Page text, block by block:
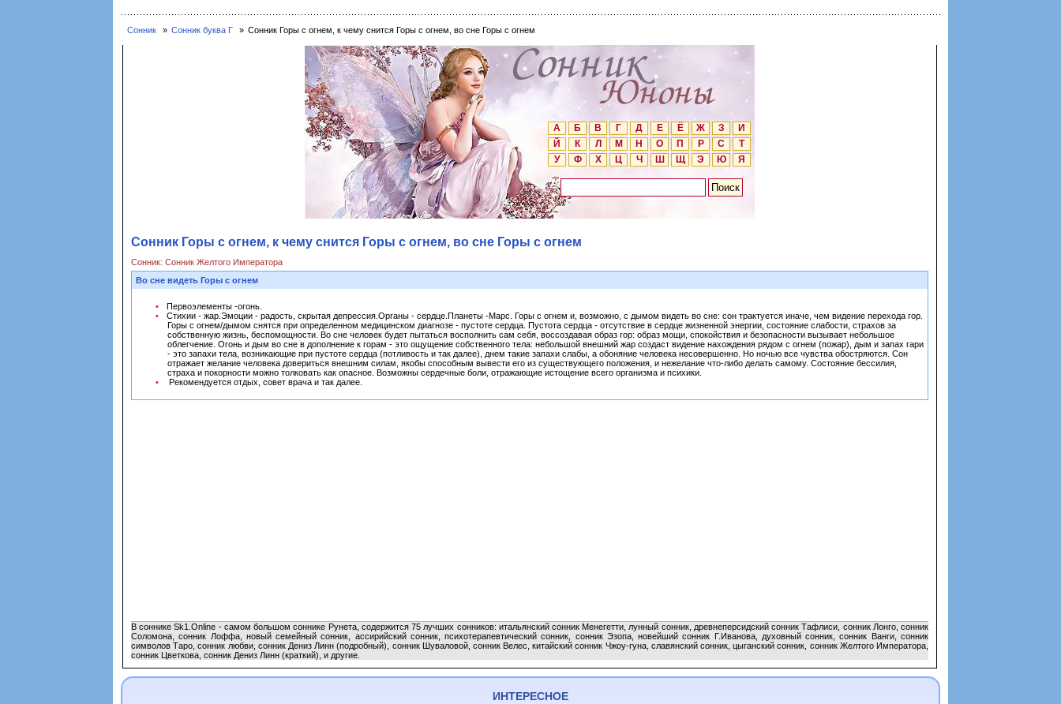
Сонник Сонник буква Г Сонник Горы с огнем, к чему снится Горы с огнем, во сне Горы с огнем
А Б В Г Д Е Ё Ж З
И
Й
К Л М Н О П Р С
Т
У
Ф Х Ц Ч Ш Щ Э Ю Я
Сонник Горы с огнем, к чему снится Горы с огнем, во сне Горы с огнем
Сонник: Сонник Желтого Императора
Во сне видеть Горы с огнем
Первоэлементы -огонь.
Стихии - жар.Эмоции - радость, скрытая депрессия.Органы - сердце.Планеты -Марс. Горы с огнем и, возможно, с дымом видеть во сне: сон трактуется иначе, чем видение перехода гор.
Горы с огнем/дымом снятся при определенном медицинском диагнозе - пустоте сердца. Пустота сердца - отсутствие в сердце жизненной энергии, состояние слабости, страхов за
собственную жизнь, беспомощности. Во сне человек будет пытаться восполнить сам себя, воссоздавая образ гор: образ мощи, спокойствия и безопасности вызывает небольшое
облегчение. Огонь и дым во сне в дополнение к горам - это ощущение собственного тела: небольшой внешний жар создаст видение нахождения рядом с огнем (пожар), дым и запах гари
- это запахи тела, возникающие при пустоте сердца (потливость и так далее), днем такие запахи слабы, а обоняние человека несовершенно. Но ночью все чувства обостряются. Сон
отражает желание человека довериться внешним силам, якобы способным вывести его из существующего положения, и нежелание что-либо делать самому. Состояние бессилия,
страха и покорности можно толковать как опасное. Возможны сердечные боли, отражающие истощение всего организма и психики.
Рекомендуется отдых, совет врача и так далее.
В соннике Sk1.Online - самом большом соннике Рунета, содержится 75 лучших сонников: итальянский сонник Менегетти, лунный сонник, древнеперсидский сонник Тафлиси, сонник Лонго, сонник
Соломона, сонник Лоффа, новый семейный сонник, ассирийский сонник, психотерапевтический сонник, сонник Эзопа, новейший сонник Г.Иванова, духовный сонник, сонник Ванги, сонник
символов Таро, сонник любви, сонник Дениз Линн (подробный), сонник Шуваловой, сонник Велес, китайский сонник Чжоу-гуна, славянский сонник, цыганский сонник, сонник Желтого Императора,
сонник Цветкова, сонник Дениз Линн (краткий), и другие.
ИНТЕРЕСНОЕ